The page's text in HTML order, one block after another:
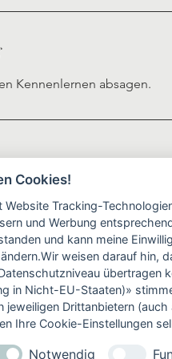
Kennenlernen absagen.
Germany
Cookies!
Website Tracking-
und Werbung
und kann meine
weisen darauf hin,
übertragen
in Nicht-EU-Staaten)»
jeweiligen Drittanbietern
Ihre Cookie-Einstellungen
Notwendig